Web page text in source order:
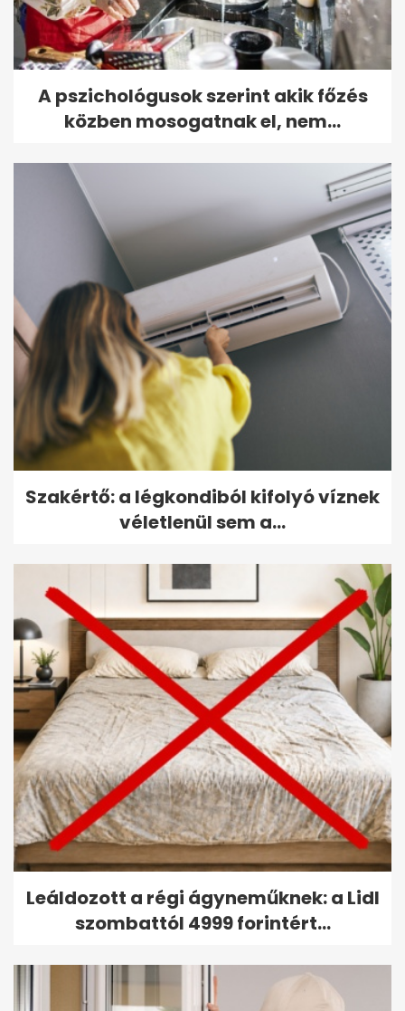
A pszichológusok szerint akik főzés
közben mosogatnak el, nem...
Szakértő: a légkondiból kifolyó víznek
véletlenül sem a...
Leáldozott a régi ágyneműknek: a Lidl
szombattól 4999 forintért...